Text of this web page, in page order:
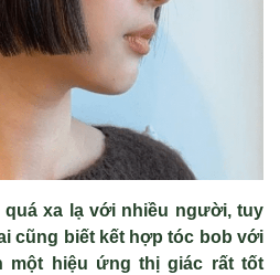
xa lạ với nhiều người, tuy
cũng biết kết hợp tóc bob với
một hiệu ứng thị giác rất tốt